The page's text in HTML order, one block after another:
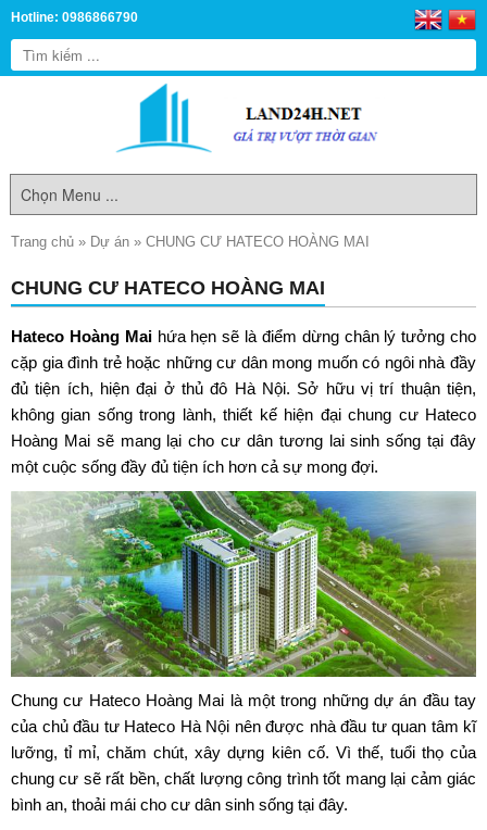
Hotline: 0986866790
Trang chủ » Dự án » CHUNG CƯ HATECO HOÀNG MAI
CHUNG CƯ HATECO HOÀNG MAI
Hateco Hoàng Maihứa hẹn sẽ là điểm dừng chân lý tưởng cho
cặp gia đình trẻ hoặc những cư dân mong muốn có ngôi nhà đầy
đủ tiện ích, hiện đại ở thủ đô Hà Nội. Sở hữu vị trí thuận tiện,
không gian sống trong lành, thiết kế hiện đại chung cư Hateco
Hoàng Mai sẽ mang lại cho cư dân tương lai sinh sống tại đây
một cuộc sống đầy đủ tiện ích hơn cả sự mong đợi.
Chung cư Hateco Hoàng Mai là một trong những dự án đầu tay
của chủ đầu tư Hateco Hà Nội nên được nhà đầu tư quan tâm kĩ
lưỡng, tỉ mỉ, chăm chút, xây dựng kiên cố. Vì thế, tuổi thọ của
chung cư sẽ rất bền, chất lượng công trình tốt mang lại cảm giác
bình an, thoải mái cho cư dân sinh sống tại đây.